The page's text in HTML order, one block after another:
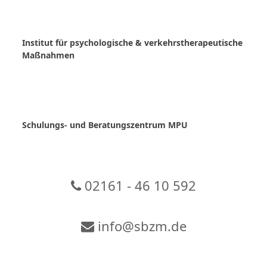
Institut für psychologische & verkehrstherapeutische
Maßnahmen
Schulungs- und Beratungszentrum MPU
02161 - 46 10 592
info@sbzm.de